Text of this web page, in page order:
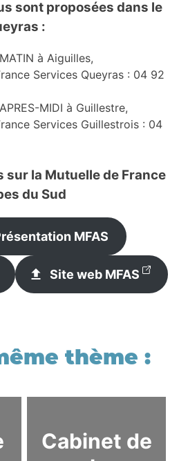
sont proposées dans le
:
à Aiguilles,
Services Queyras : 04 92
MIDI à Guillestre,
Services Guillestrois : 04
sur la Mutuelle de France
du Sud
MFAS
Site web MFAS
Cabinet de